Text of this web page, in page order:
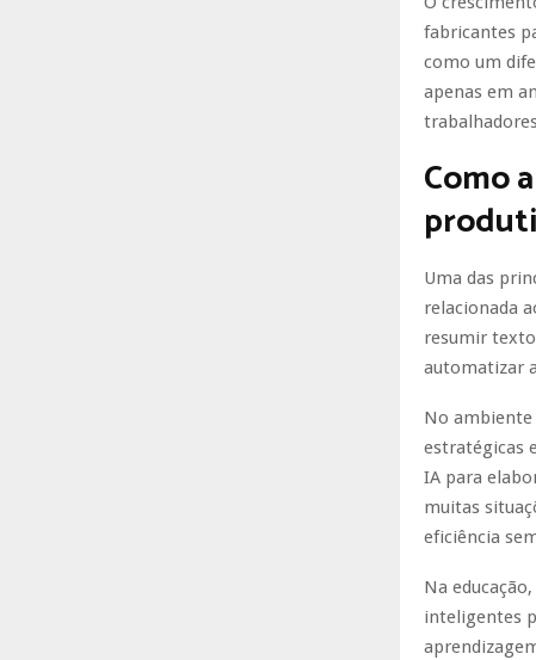
fabricantes
como um
apenas em
Como
Uma das
relacionada
resumir
automatizar
No
estratégicas
IA para
muitas
eficiência
Na
inteligentes